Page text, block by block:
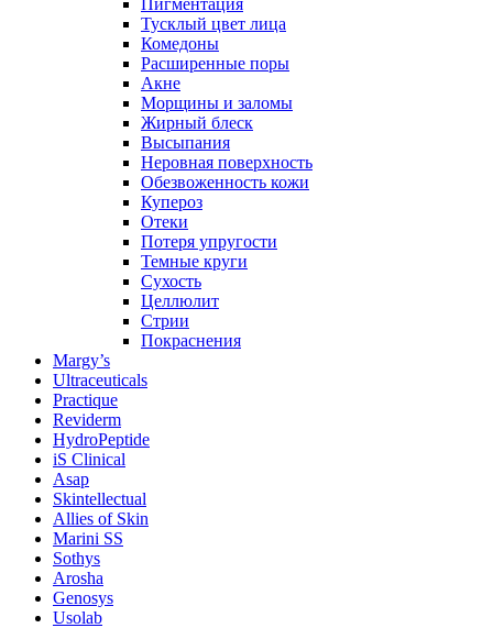
Тусклый цвет лица
Комедоны
Расширенные поры
Акне
Морщины и заломы
Жирный блеск
Высыпания
Неровная поверхность
Обезвоженность кожи
Купероз
Отеки
Потеря упругости
Темные круги
Сухость
Целлюлит
Стрии
Покраснения
Margy’s
Ultraceuticals
Practique
Reviderm
HydroPeptide
iS Clinical
Asap
Skintellectual
Allies of Skin
Marini SS
Sothys
Arosha
Genosys
Usolab